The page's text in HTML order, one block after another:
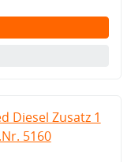
Diesel Zusatz 1
5160